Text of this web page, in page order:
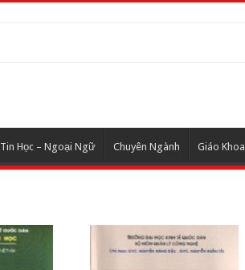
Tin Học – Ngoại Ngữ Chuyên Ngành Giáo Khoa